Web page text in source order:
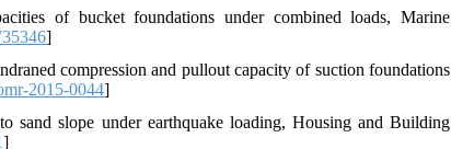
of bucket foundations under combined loads, Marine
]
compression and pullout capacity of suction foundations
2015-0044]
sand slope under earthquake loading, Housing and Building
]